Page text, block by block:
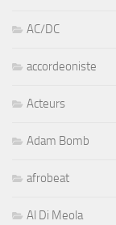
AC/DC
accordeoniste
Acteurs
Adam Bomb
afrobeat
Al Di Meola